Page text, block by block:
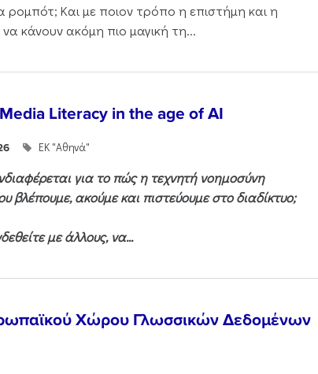
ρομπότ; Και με ποιον τρόπο η επιστήμη και η
κάνουν ακόμη πιο μαγική τη...
Literacy in the age of AI
ΕΚ "Αθηνά"
για το πώς η τεχνητή νοημοσύνη
βλέπουμε, ακούμε και πιστεύουμε στο διαδίκτυο;
με άλλους, να...
Χώρου Γλωσσικών Δεδομένων